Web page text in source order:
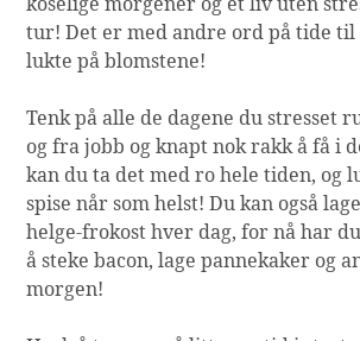
tur! Det er med andre ord på tide til
lukte på blomstene!
Tenk på alle de dagene du stresset
og fra jobb og knapt nok rakk å få i
kan du ta det med ro hele tiden, og
spise når som helst! Du kan også
helge-frokost hver dag, for nå har
å steke bacon, lage pannekaker og
morgen!